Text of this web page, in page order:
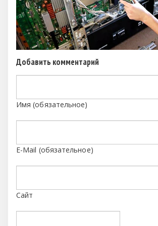
Добавить комментарий
Имя (обязательное)
E-Mail (обязательное)
Сайт